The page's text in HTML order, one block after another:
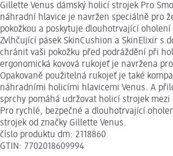
Gillette Venus dámský holicí strojek Pro
náhradní hlavice je navržen speciálně pro
pokožkou a poskytuje dlouhotrvající oholení
Zvlhčující pásek SkinCushion a SkinElixir s
chránit vaši pokožku před podráždění při
ergonomická kovová rukojeť je navržena
Opakovaně použitelná rukojeť je také
náhradními holicími hlavicemi Venus. A
sprchy pomáhá udržovat holicí strojek
Pro rychlé, bezpečné a dlouhotrvající
strojek od značky Gillette Venus.
číslo produktu dm: 2118860
GTIN: 7702018609994